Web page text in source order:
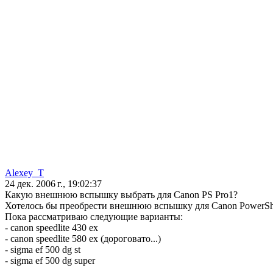
Alexey_T
24 дек. 2006 г., 19:02:37
Какую внешнюю вспышку выбрать для Canon PS Pro1?
Хотелось бы преобрести внешнюю вспышку для Canon
Пока рассматриваю следующие варианты:
- canon speedlite 430 ex
- canon speedlite 580 ex (дороговато...)
- sigma ef 500 dg st
- sigma ef 500 dg super